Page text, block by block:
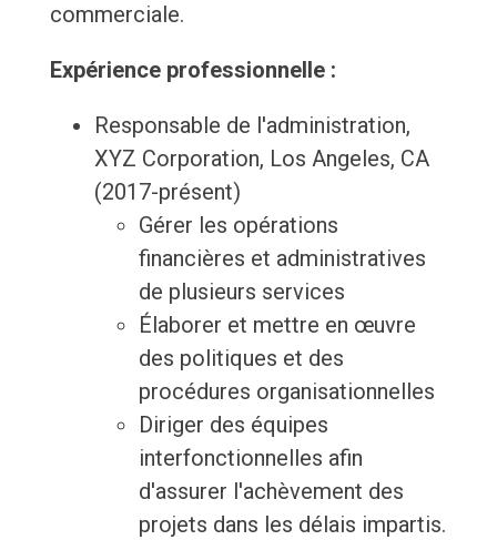
commerciale.
Expérience professionnelle :
Responsable de l'administration,
XYZ Corporation, Los Angeles, CA
(2017-présent)
Gérer les opérations
financières et administratives
de plusieurs services
Élaborer et mettre en œuvre
des politiques et des
procédures organisationnelles
Diriger des équipes
interfonctionnelles afin
d'assurer l'achèvement des
projets dans les délais impartis.